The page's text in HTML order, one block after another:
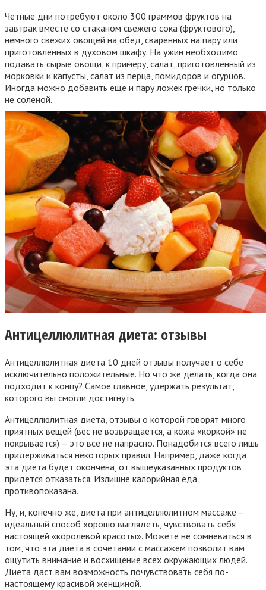
Четные дни потребуют около 300 граммов фруктов на
завтрак вместе со стаканом свежего сока (фруктового),
немного свежих овощей на обед, сваренных на пару или
приготовленных в духовом шкафу. На ужин необходимо
подавать сырые овощи, к примеру, салат, приготовленный из
морковки и капусты, салат из перца, помидоров и огурцов.
Иногда можно добавить еще и пару ложек гречки, но только
не соленой.
Антицеллюлитная диета: отзывы
Антицеллюлитная диета 10 дней отзывы получает о себе
исключительно положительные. Но что же делать, когда она
подходит к концу? Самое главное, удержать результат,
которого вы смогли достигнуть.
Антицеллюлитная диета, отзывы о которой говорят много
приятных вещей (вес не возвращается, а кожа «коркой» не
покрывается) – это все не напрасно. Понадобится всего лишь
придерживаться некоторых правил. Например, даже когда
эта диета будет окончена, от вышеуказанных продуктов
придется отказаться. Излишне калорийная еда
противопоказана.
Ну, и, конечно же, диета при антицеллюлитном массаже –
идеальный способ хорошо выглядеть, чувствовать себя
настоящей «королевой красоты». Можете не сомневаться в
том, что эта диета в сочетании с массажем позволит вам
ощутить внимание и восхищение всех окружающих людей.
Диета даст вам возможность почувствовать себя по-
настоящему красивой женщиной.